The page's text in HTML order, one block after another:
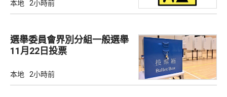
本地 2小時前
選舉委員會界別分組一般選舉
11月22日投票
本地 2小時前